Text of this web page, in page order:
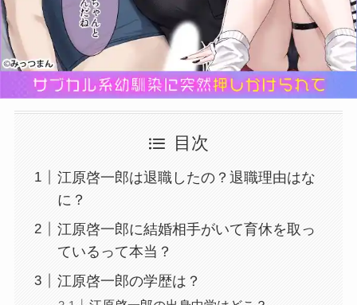
目次
江原啓一郎は退職したの？退職理由はな
に？
江原啓一郎に結婚相手がいて育休を取っ
ているって本当？
江原啓一郎の学歴は？